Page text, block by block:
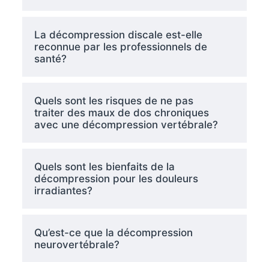
La décompression discale est-elle
reconnue par les professionnels de
santé?
Quels sont les risques de ne pas
traiter des maux de dos chroniques
avec une décompression vertébrale?
Quels sont les bienfaits de la
décompression pour les douleurs
irradiantes?
Qu’est-ce que la décompression
neurovertébrale?